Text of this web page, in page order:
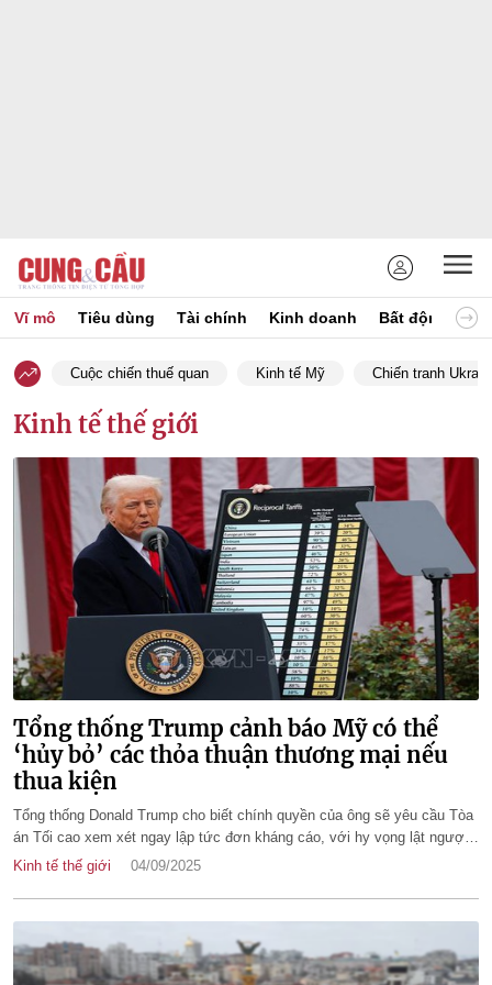
Vĩ mô Tiêu dùng Tài chính Kinh doanh Bất động sản
Cuộc chiến thuế quan Kinh tế Mỹ Chiến tranh
Kinh tế thế giới
Tổng thống Trump cảnh báo Mỹ có thể
‘hủy bỏ’ các thỏa thuận thương mại nếu
thua kiện
Tổng thống Donald Trump cho biết chính quyền của ông sẽ yêu cầu Tòa
án Tối cao xem xét ngay lập tức đơn kháng cáo, với hy vọng lật ngược
phán quyết của tòa phúc thẩm vốn cho rằng phần lớn các mức thuế
Kinh tế thế giới 04/09/2025